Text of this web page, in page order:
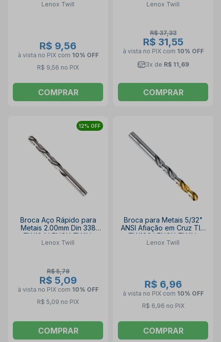
Lenox Twill
R$ 9,56
à vista no PIX com 10% OFF
R$ 9,56 no PIX
COMPRAR
Lenox Twill
R$ 37,33
R$ 31,55
à vista no PIX com 10% OFF
3x de R$ 11,69
COMPRAR
12% OFF
Broca Aço Rápido para
Metais 2.00mm Din 338
TW104 LENOX TWILL
Lenox Twill
R$ 5,79
R$ 5,09
à vista no PIX com 10% OFF
R$ 5,09 no PIX
COMPRAR
Broca para Metais 5/32"
ANSI Afiação em Cruz TIN
TW100 LENOX TWILL
Lenox Twill
R$ 6,96
à vista no PIX com 10% OFF
R$ 6,96 no PIX
COMPRAR